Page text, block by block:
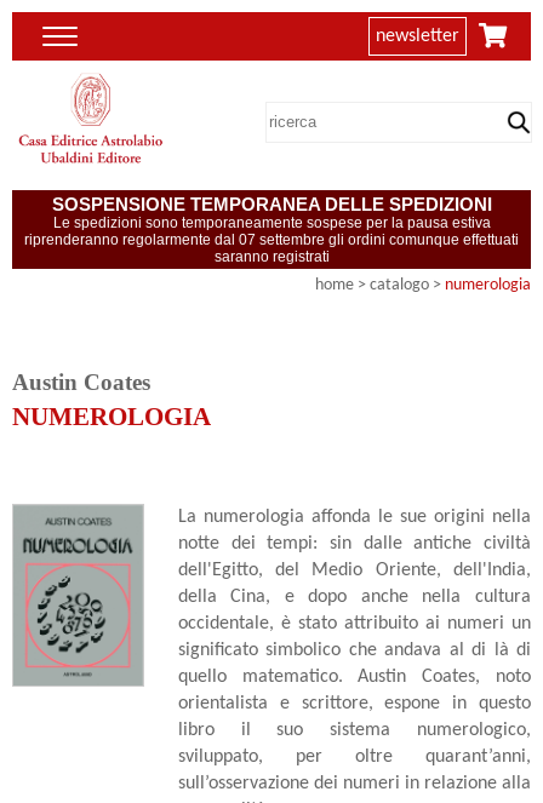
newsletter
SOSPENSIONE TEMPORANEA DELLE SPEDIZIONI
Le spedizioni sono temporaneamente sospese per la pausa estiva
riprenderanno regolarmente dal 07 settembre gli ordini comunque effettuati
saranno registrati
home > catalogo > numerologia
Austin Coates
NUMEROLOGIA
La numerologia affonda le sue origini nella
notte dei tempi: sin dalle antiche civiltà
dell'Egitto, del Medio Oriente, dell'India,
della Cina, e dopo anche nella cultura
occidentale, è stato attribuito ai numeri un
significato simbolico che andava al di là di
quello matematico. Austin Coates, noto
orientalista e scrittore, espone in questo
libro il suo sistema numerologico,
sviluppato, per oltre quarant’anni,
sull’osservazione dei numeri in relazione alla